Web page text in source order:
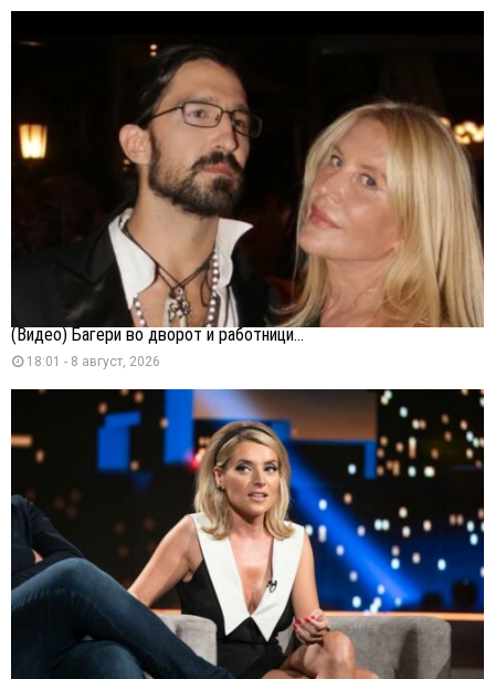
(Видео) Багери во дворот и работници...
18:01 - 8 август, 2026